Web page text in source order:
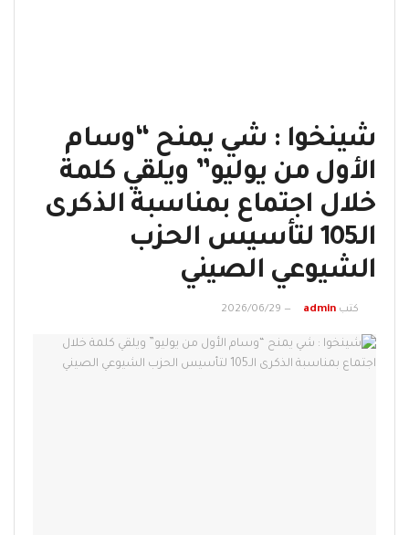
شينخوا : شي يمنح “وسام
الأول من يوليو” ويلقي كلمة
خلال اجتماع بمناسبة الذكرى
الـ105 لتأسيس الحزب
الشيوعي الصيني
كتب admin
2026/06/29